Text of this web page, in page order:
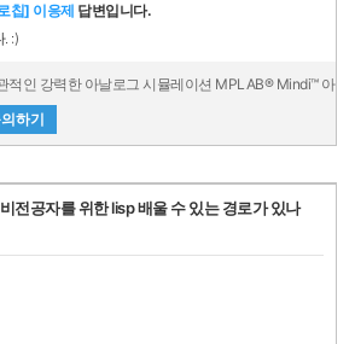
칩] 이응제 답변입니다.
. :)
적인 강력한 아날로그 시뮬레이션 MPLAB® Mindi™ 아
하기
전공자를 위한 lisp 배울 수 있는 경로가 있나